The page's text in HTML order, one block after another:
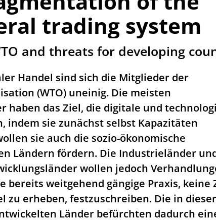
trading system
and threats for developing
Handel sind sich die Mitglieder der
(WTO) uneinig. Die meisten
haben das Ziel, die digitale und
indem sie zunächst selbst Kapazitäten
sie auch die sozio-ökonomische
Ländern fördern. Die Industrieländer
wollen jedoch
bereits weitgehend gängige Praxis, keine
zu erheben, festzuschreiben. Die in
Länder befürchten dadurch